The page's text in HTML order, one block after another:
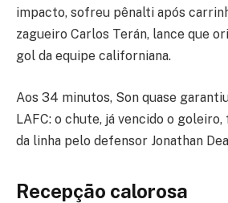
impacto, sofreu pênalti após
zagueiro Carlos Terán, lance que
gol da equipe californiana.
Aos 34 minutos, Son quase
LAFC: o chute, já vencido o
da linha pelo defensor Jonathan
Recepção calorosa